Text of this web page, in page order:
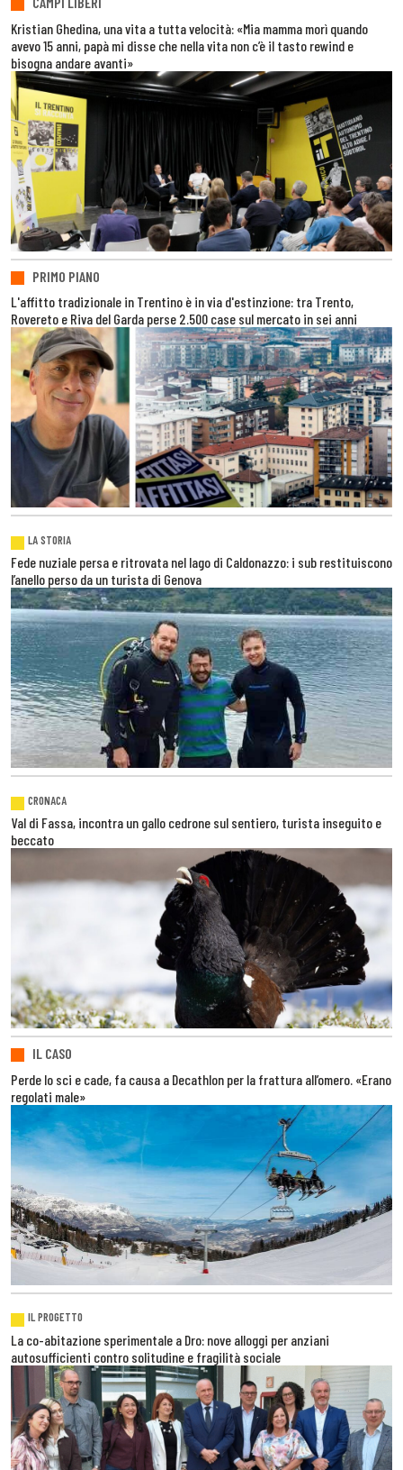
Kristian Ghedina, una vita a tutta velocità: «Mia mamma morì quando
avevo 15 anni, papà mi disse che nella vita non c’è il tasto rewind e
bisogna andare avanti»
PRIMO PIANO
L'affitto tradizionale in Trentino è in via d'estinzione: tra Trento,
Rovereto e Riva del Garda perse 2.500 case sul mercato in sei anni
LA STORIA
Fede nuziale persa e ritrovata nel lago di Caldonazzo: i sub restituiscono
l’anello perso da un turista di Genova
CRONACA
Val di Fassa, incontra un gallo cedrone sul sentiero, turista inseguito e
beccato
IL CASO
Perde lo sci e cade, fa causa a Decathlon per la frattura all’omero. «Erano
regolati male»
IL PROGETTO
La co-abitazione sperimentale a Dro: nove alloggi per anziani
autosufficienti contro solitudine e fragilità sociale